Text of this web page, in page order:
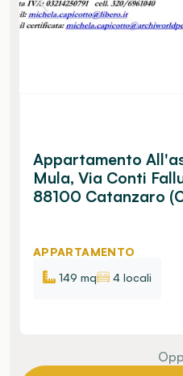
Appartamento
Mula, Via Conti
88100 Catanzaro
APPARTAMENTO
149 mq
4 locali